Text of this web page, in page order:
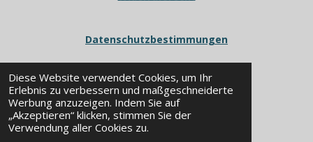
Diese Website verwendet Cookies, um Ihr
Erlebnis zu verbessern und maßgeschneiderte
Werbung anzuzeigen. Indem Sie auf
„Akzeptieren“ klicken, stimmen Sie der
Verwendung aller Cookies zu.
Datenschutzbestimmungen
© 2024 - 2026 POWERWORX